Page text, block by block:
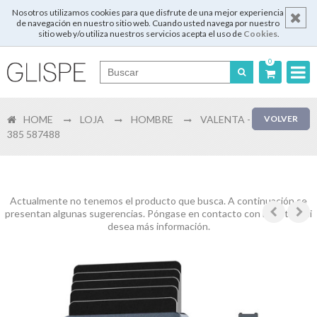
Nosotros utilizamos cookies para que disfrute de una mejor experiencia
de navegación en nuestro sitio web. Cuando usted navega por nuestro
sitio web y/o utiliza nuestros servicios acepta el uso de Cookies.
0
English
Registrar
VOLVER
HOME LOJA HOMBRE
VALENTA -
385 587488
Actualmente no tenemos el producto que busca. A continuación se
presentan algunas sugerencias. Póngase en contacto con nosotros si
desea más información.